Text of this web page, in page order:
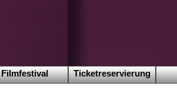
Filmfestival Ticketreservierung